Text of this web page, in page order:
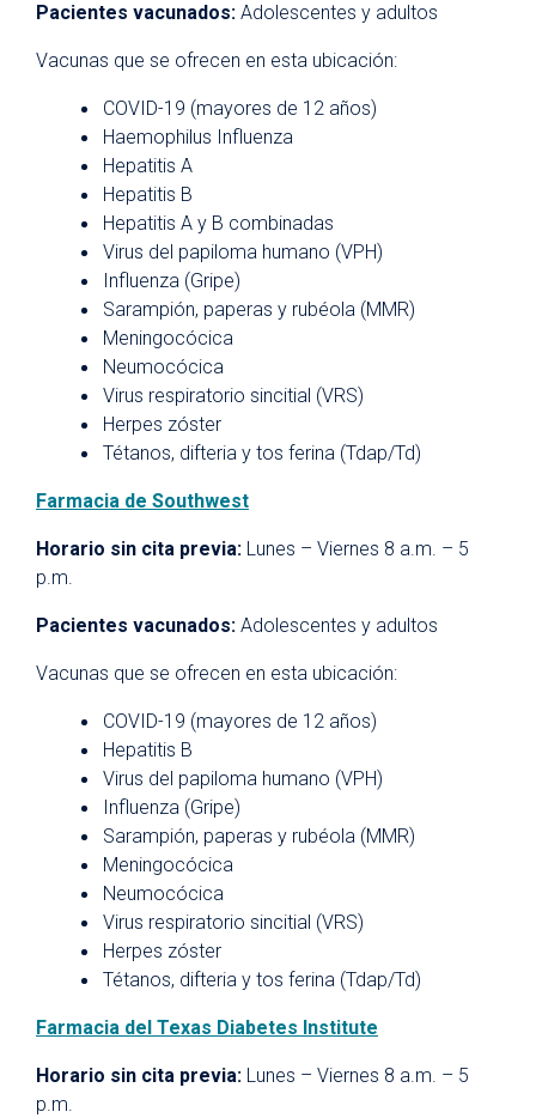
Pacientes vacunados: Adolescentes y adultos
Vacunas que se ofrecen en esta ubicación:
COVID-19 (mayores de 12 años)
Haemophilus Influenza
Hepatitis A
Hepatitis B
Hepatitis A y B combinadas
Virus del papiloma humano (VPH)
Influenza (Gripe)
Sarampión, paperas y rubéola (MMR)
Meningocócica
Neumocócica
Virus respiratorio sincitial (VRS)
Herpes zóster
Tétanos, difteria y tos ferina (Tdap/Td)
Farmacia de Southwest
Horario sin cita previa: Lunes – Viernes 8 a.m. – 5
p.m.
Pacientes vacunados: Adolescentes y adultos
Vacunas que se ofrecen en esta ubicación:
COVID-19 (mayores de 12 años)
Hepatitis B
Virus del papiloma humano (VPH)
Influenza (Gripe)
Sarampión, paperas y rubéola (MMR)
Meningocócica
Neumocócica
Virus respiratorio sincitial (VRS)
Herpes zóster
Tétanos, difteria y tos ferina (Tdap/Td)
Farmacia del Texas Diabetes Institute
Horario sin cita previa: Lunes – Viernes 8 a.m. – 5
p.m.